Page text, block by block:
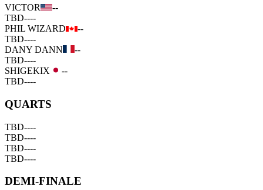
VICTOR
--
TBD----
PHIL WIZARD
--
TBD----
DANY DANN
--
TBD----
SHIGEKIX
--
TBD----
QUARTS
TBD----
TBD----
TBD----
TBD----
DEMI-FINALE